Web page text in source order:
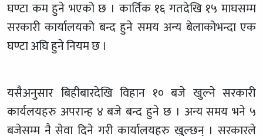
घण्टा कम हुने भएको छ । कार्तिक १६ गतदेखि १५ माघसम्म
सरकारी कार्यालयको बन्द हुने समय अन्य बेलाकोभन्दा एक
घण्टा अघि हुने नियम छ ।
यसैअनुसार बिहीबारदेखि विहान १० बजे खुल्ने सरकारी
कार्यलयहरु अपरान्ह ४ बजे बन्द हुने छ । अन्य समय भने ५
बजेसम्म नै सेवा दिने गरी कार्यालयहरु खुल्छन् । सरकारले